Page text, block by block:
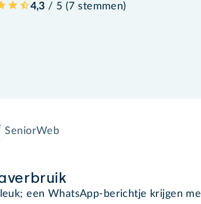
4,3 / 5 (7 stemmen)
SeniorWeb
een WhatsApp-berichtje krijgen